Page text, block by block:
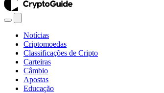
Notícias
Criptomoedas
Classificações de Cripto
Carteiras
Câmbio
Apostas
Educação